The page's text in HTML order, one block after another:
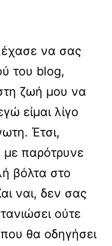
να σας
του blog,
ζωή μου να
είμαι λίγο
Έτσι,
με παρότρυνε
βόλτα στο
ναι, δεν σας
ούτε
θα οδηγήσει